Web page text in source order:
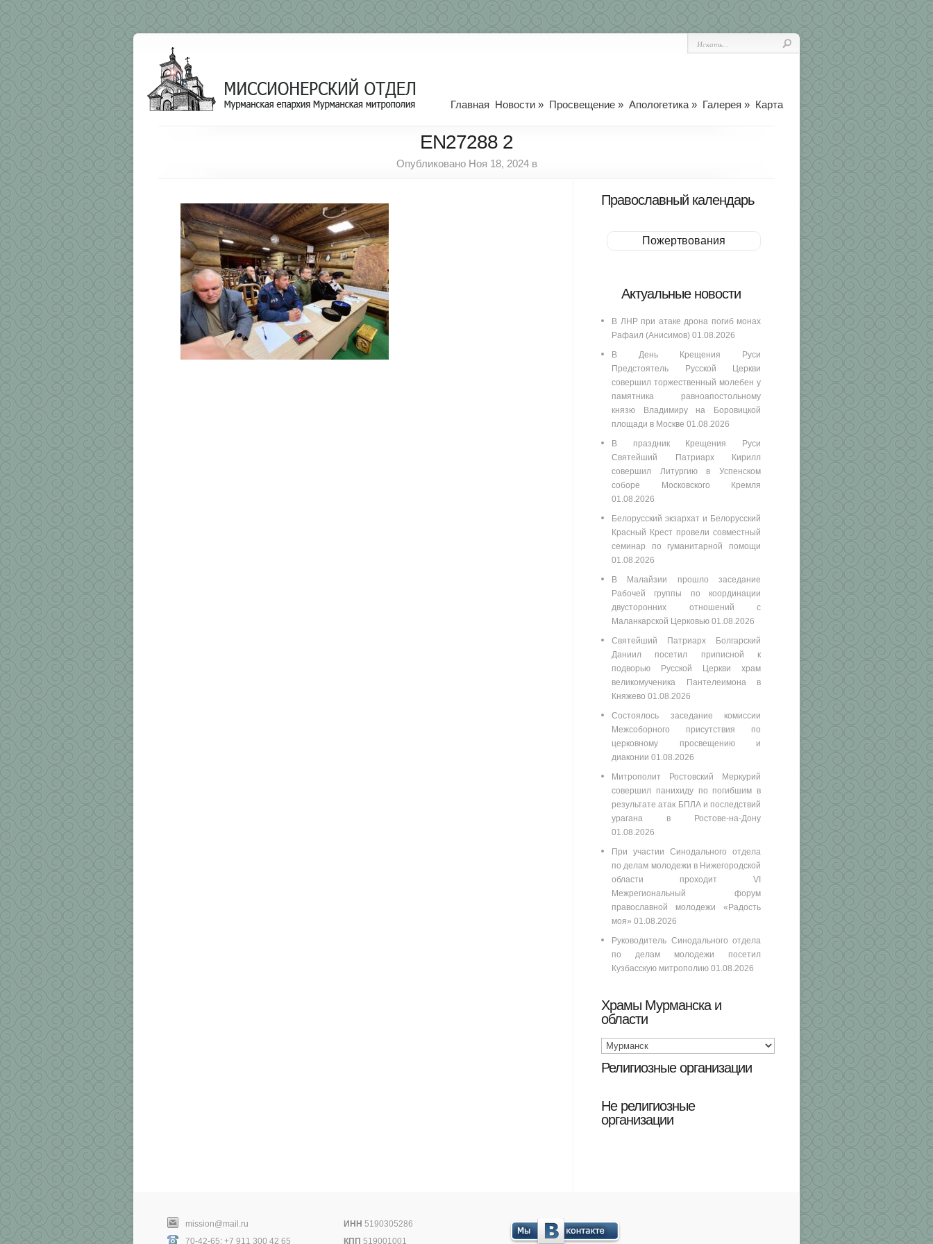
Главная Новости » Просвещение » Апологетика » Галерея » Карта
EN27288 2
Опубликовано Ноя 18, 2024 в
Православный календарь
Пожертвования
Актуальные новости
В ЛНР при атаке дрона погиб монах
Рафаил (Анисимов) 01.08.2026
В День Крещения Руси
Предстоятель Русской Церкви
совершил торжественный молебен у
памятника равноапостольному
князю Владимиру на Боровицкой
площади в Москве 01.08.2026
В праздник Крещения Руси
Святейший Патриарх Кирилл
совершил Литургию в Успенском
соборе Московского Кремля
01.08.2026
Белорусский экзархат и Белорусский
Красный Крест провели совместный
семинар по гуманитарной помощи
01.08.2026
В Малайзии прошло заседание
Рабочей группы по координации
двусторонних отношений с
Маланкарской Церковью 01.08.2026
Святейший Патриарх Болгарский
Даниил посетил приписной к
подворью Русской Церкви храм
великомученика Пантелеимона в
Княжево 01.08.2026
Состоялось заседание комиссии
Межсоборного присутствия по
церковному просвещению и
диаконии 01.08.2026
Митрополит Ростовский Меркурий
совершил панихиду по погибшим в
результате атак БПЛА и последствий
урагана в Ростове-на-Дону
01.08.2026
При участии Синодального отдела
по делам молодежи в Нижегородской
области проходит VI
Межрегиональный форум
православной молодежи «Радость
моя» 01.08.2026
Руководитель Синодального отдела
по делам молодежи посетил
Кузбасскую митрополию 01.08.2026
Храмы Мурманска и
области
Религиозные организации
Не религиозные
организации
mission@mail.ru
70-42-65; +7 911 300 42 65
ИНН 5190305286
КПП 519001001